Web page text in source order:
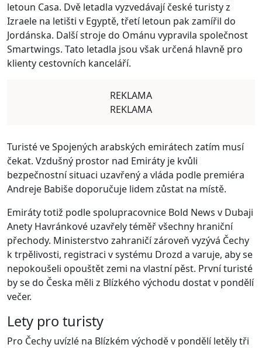
letoun Casa. Dvě letadla vyzvedávají české turisty z
Izraele na letišti v Egyptě, třetí letoun pak zamířil do
Jordánska. Další stroje do Ománu vypravila společnost
Smartwings. Tato letadla jsou však určená hlavně pro
klienty cestovních kanceláří.
REKLAMA
REKLAMA
Turisté ve Spojených arabských emirátech zatím musí
čekat. Vzdušný prostor nad Emiráty je kvůli
bezpečnostní situaci uzavřený a vláda podle premiéra
Andreje Babiše doporučuje lidem zůstat na místě.
Emiráty totiž podle spolupracovnice Bold News v Dubaji
Anety Havránkové uzavřely téměř všechny hraniční
přechody. Ministerstvo zahraničí zároveň vyzývá Čechy
k trpělivosti, registraci v systému Drozd a varuje, aby se
nepokoušeli opouštět zemi na vlastní pěst. První turisté
by se do Česka měli z Blízkého východu dostat v pondělí
večer.
Lety pro turisty
Pro Čechy uvízlé na Blízkém východě v pondělí letěly tři